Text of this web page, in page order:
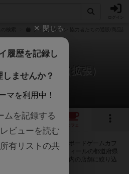
ディセプション-協力者たちの通販/商品詳
協力者たち（拡張）
ェ/スペースが提供中
1
カフェ
張）で遊ぶことができるボードゲームカフ
れています。公開プロフィールの都道府県
ンすると、同じ都道府県内の店舗に絞り込
閉じる
履歴を記録し
ませんか？
マを利用中！
ムを記録する
ビューを読む
有リストの共